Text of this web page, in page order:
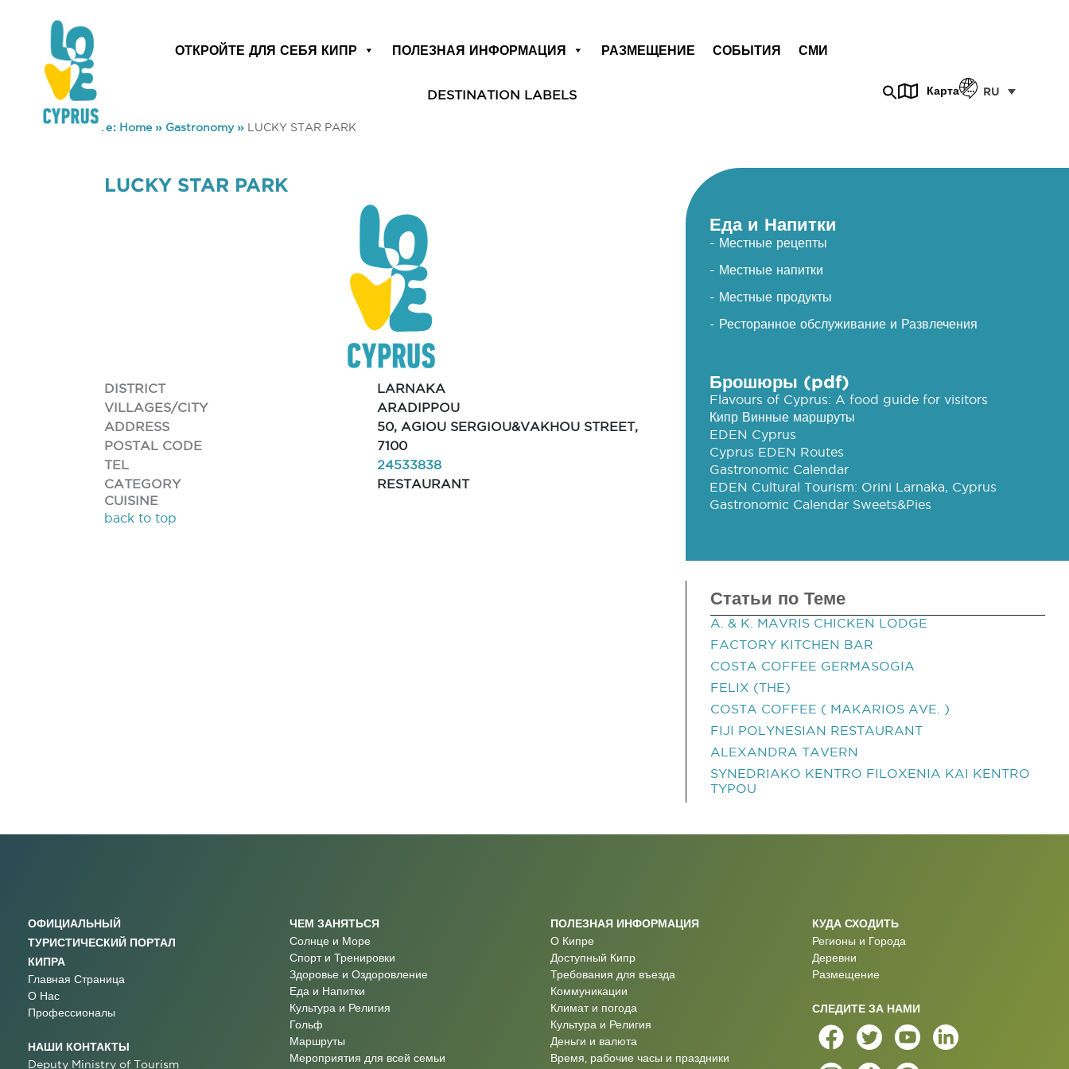
ОТКРОЙТЕ ДЛЯ СЕБЯ КИПР ПОЛЕЗНАЯ ИНФОРМАЦИЯ РАЗМЕЩЕНИЕ СОБЫТИЯ СМИ
DESTINATION LABELS Карта RU
You are here: Home» Gastronomy» LUCKY STAR PARK
LUCKY STAR PARK
DISTRICT
LARNAKA
VILLAGES/CITY
ARADIPPOU
ADDRESS
50, AGIOU SERGIOU&VAKHOU STREET,
POSTAL CODE
7100
TEL
24533838
CATEGORY
RESTAURANT
CUISINE
back to top
Еда и Напитки
- Местные рецепты
- Местные напитки
- Местные продукты
- Ресторанное обслуживание и Развлечения
Брошюры (pdf)
Flavours of Cyprus: A food guide for visitors
Кипр Винные маршруты
EDEN Cyprus
Cyprus EDEN Routes
Gastronomic Calendar
EDEN Cultural Tourism: Orini Larnaka, Cyprus
Gastronomic Calendar Sweets&Pies
Статьи по Теме
A. & K. MAVRIS CHICKEN LODGE
FACTORY KITCHEN BAR
COSTA COFFEE GERMASOGIA
FELIX (THE)
COSTA COFFEE ( MAKARIOS AVE. )
FIJI POLYNESIAN RESTAURANT
ALEXANDRA TAVERN
SYNEDRIAKO KENTRO FILOXENIA KAI KENTRO
TYPOU
ОФИЦИАЛЬНЫЙ
ТУРИСТИЧЕСКИЙ ПОРТАЛ
КИПРА
Главная Страница
О Нас
Профессионалы
НАШИ КОНТАКТЫ
Deputy Ministry of Tourism
ЧЕМ ЗАНЯТЬСЯ
Солнце и Море
Спорт и Тренировки
Здоровье и Оздоровление
Еда и Напитки
Культура и Религия
Гольф
Маршруты
Мероприятия для всей семьи
ПОЛЕЗНАЯ ИНФОРМАЦИЯ
О Кипре
Доступный Кипр
Требования для въезда
Коммуникации
Климат и погода
Культура и Религия
Деньги и валюта
Время, рабочие часы и праздники
КУДА СХОДИТЬ
Регионы и Города
Деревни
Размещение
СЛЕДИТЕ ЗА НАМИ